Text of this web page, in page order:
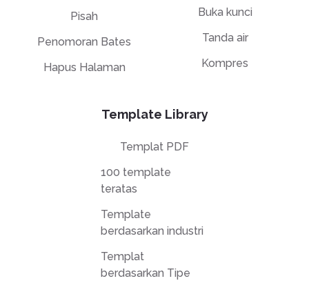
Pisah
Penomoran Bates
Hapus Halaman
Buka kunci
Tanda air
Kompres
Template Library
Templat PDF
100 template
teratas
Template
berdasarkan industri
Templat
berdasarkan Tipe